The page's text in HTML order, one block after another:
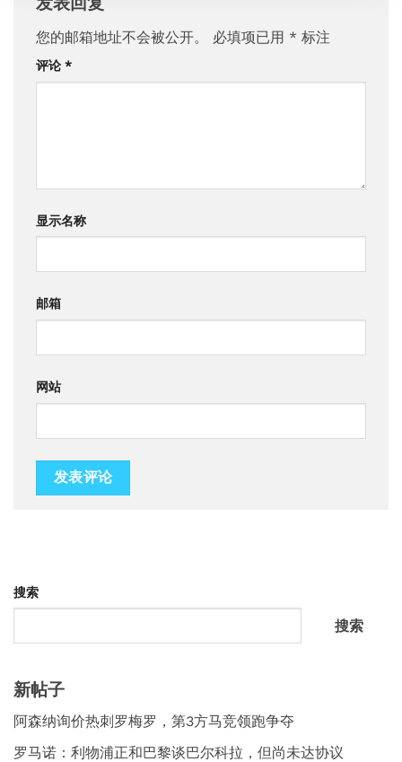
您的邮箱地址不会被公开。 必填项已用 * 标注
评论 *
显示名称
邮箱
网站
搜索
搜索
新帖子
阿森纳询价热刺罗梅罗，第3方马竞领跑争夺
罗马诺：利物浦正和巴黎谈巴尔科拉，但尚未达协议